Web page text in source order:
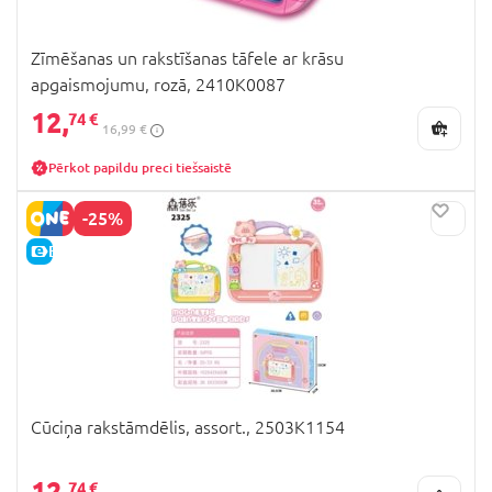
Zīmēšanas un rakstīšanas tāfele ar krāsu
apgaismojumu, rozā, 2410K0087
12,74 €
16,99 €
Pērkot papildu preci tiešsaistē
-25%
E-CENA
Cūciņa rakstāmdēlis, assort., 2503K1154
74 €